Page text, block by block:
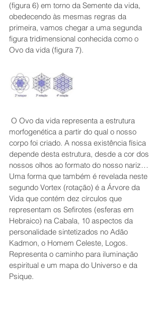
(figura 6) em torno da Semente da vida,
obedecendo às mesmas regras da
primeira, vamos chegar a uma segunda
figura tridimensional conhecida como o
Ovo da vida (figura 7).
morfogenética a partir do qual o nosso
corpo foi criado. A nossa existência física
depende desta estrutura, desde a cor dos
nossos olhos ao formato do nosso nariz…
Uma forma que também é revelada neste
segundo Vortex (rotação) é a Árvore da
Vida que contém dez círculos que
representam os Sefirotes (esferas em
Hebraico) na Cabala, 10 aspectos da
personalidade sintetizados no Adão
Kadmon, o Homem Celeste, Logos.
Representa o caminho para iluminação
espiritual e um mapa do Universo e da
Psique.